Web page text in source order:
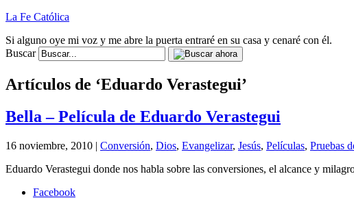
La Fe Católica
Si alguno oye mi voz y me abre la puerta entraré en su casa y cenaré con él.
Buscar
Artículos de ‘Eduardo Verastegui’
Bella – Película de Eduardo Verastegui
16 noviembre, 2010 | Conversión, Dios, Evangelizar, Jesús, Películas, Pruebas
Eduardo Verastegui donde nos habla sobre las conversiones, el alcance y
Facebook